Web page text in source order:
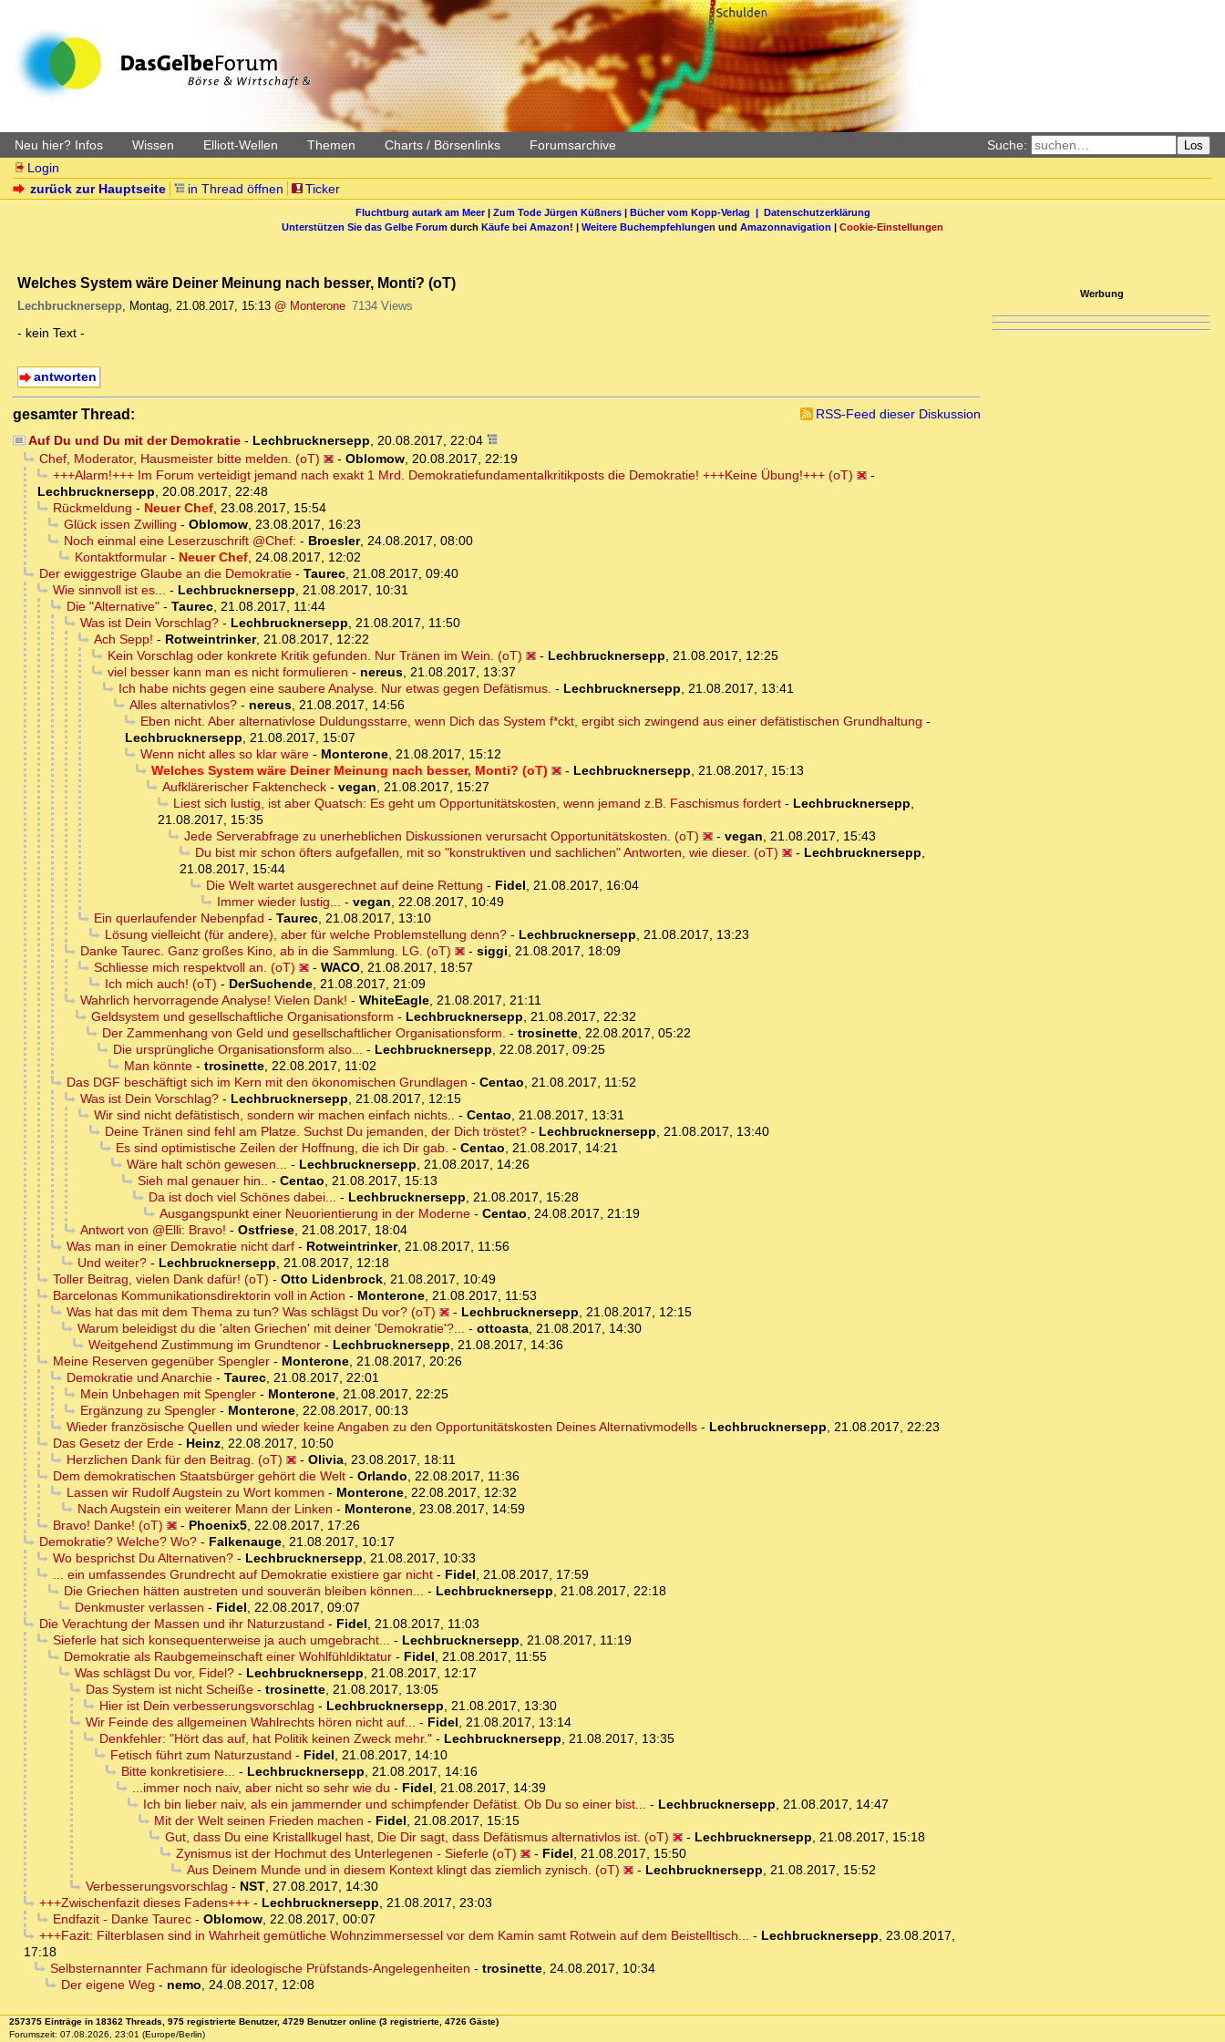
Neu hier? Infos Wissen Elliott-Wellen Themen Charts / Börsenlinks Forumsarchive Suche: Los
Login
zurück zur Hauptseite
in Thread öffnen Ticker
Fluchtburg autark am Meer| Zum Tode Jürgen Küßners| Bücher vom Kopp-Verlag | Datenschutzerklärung
Unterstützen Sie das Gelbe Forum durch Käufe bei Amazon! | Weitere Buchempfehlungen und Amazonnavigation | Cookie-Einstellungen
Welches System wäre Deiner Meinung nach besser, Monti? (oT)
Lechbrucknersepp, Montag, 21.08.2017, 15:13 @ Monterone 7134 Views
- kein Text -
antworten
gesamter Thread:
RSS-Feed dieser Diskussion
Auf Du und Du mit der Demokratie- Lechbrucknersepp, 20.08.2017, 22:04
Chef, Moderator, Hausmeister bitte melden. (oT)
- Oblomow, 20.08.2017, 22:19
+++Alarm!+++ Im Forum verteidigt jemand nach exakt 1 Mrd. Demokratiefundamentalkritikposts die Demokratie! +++Keine Übung!+++ (oT)
-
Lechbrucknersepp, 20.08.2017, 22:48
Rückmeldung - Neuer Chef, 23.08.2017, 15:54
Glück issen Zwilling - Oblomow, 23.08.2017, 16:23
Noch einmal eine Leserzuschrift @Chef: - Broesler, 24.08.2017, 08:00
Kontaktformular- Neuer Chef, 24.08.2017, 12:02
Der ewiggestrige Glaube an die Demokratie- Taurec, 21.08.2017, 09:40
Wie sinnvoll ist es... - Lechbrucknersepp, 21.08.2017, 10:31
Die "Alternative"- Taurec, 21.08.2017, 11:44
Was ist Dein Vorschlag?- Lechbrucknersepp, 21.08.2017, 11:50
Ach Sepp! - Rotweintrinker, 21.08.2017, 12:22
Kein Vorschlag oder konkrete Kritik gefunden. Nur Tränen im Wein. (oT)
- Lechbrucknersepp, 21.08.2017, 12:25
viel besser kann man es nicht formulieren - nereus, 21.08.2017, 13:37
Ich habe nichts gegen eine saubere Analyse. Nur etwas gegen Defätismus. - Lechbrucknersepp, 21.08.2017, 13:41
Alles alternativlos?- nereus, 21.08.2017, 14:56
Eben nicht. Aber alternativlose Duldungsstarre, wenn Dich das System f*ckt, ergibt sich zwingend aus einer defätistischen Grundhaltung -
Lechbrucknersepp, 21.08.2017, 15:07
Wenn nicht alles so klar wäre- Monterone, 21.08.2017, 15:12
Welches System wäre Deiner Meinung nach besser, Monti? (oT)
- Lechbrucknersepp, 21.08.2017, 15:13
Aufklärerischer Faktencheck- vegan, 21.08.2017, 15:27
Liest sich lustig, ist aber Quatsch: Es geht um Opportunitätskosten, wenn jemand z.B. Faschismus fordert- Lechbrucknersepp,
21.08.2017, 15:35
Jede Serverabfrage zu unerheblichen Diskussionen verursacht Opportunitätskosten. (oT)
- vegan, 21.08.2017, 15:43
Du bist mir schon öfters aufgefallen, mit so "konstruktiven und sachlichen" Antworten, wie dieser. (oT)
- Lechbrucknersepp,
21.08.2017, 15:44
Die Welt wartet ausgerechnet auf deine Rettung - Fidel, 21.08.2017, 16:04
Immer wieder lustig... - vegan, 22.08.2017, 10:49
Ein querlaufender Nebenpfad - Taurec, 21.08.2017, 13:10
Lösung vielleicht (für andere), aber für welche Problemstellung denn?- Lechbrucknersepp, 21.08.2017, 13:23
Danke Taurec. Ganz großes Kino, ab in die Sammlung. LG. (oT)
- siggi, 21.08.2017, 18:09
Schliesse mich respektvoll an. (oT)
- WACO, 21.08.2017, 18:57
Ich mich auch! (oT) - DerSuchende, 21.08.2017, 21:09
Wahrlich hervorragende Analyse! Vielen Dank! - WhiteEagle, 21.08.2017, 21:11
Geldsystem und gesellschaftliche Organisationsform - Lechbrucknersepp, 21.08.2017, 22:32
Der Zammenhang von Geld und gesellschaftlicher Organisationsform. - trosinette, 22.08.2017, 05:22
Die ursprüngliche Organisationsform also... - Lechbrucknersepp, 22.08.2017, 09:25
Man könnte- trosinette, 22.08.2017, 11:02
Das DGF beschäftigt sich im Kern mit den ökonomischen Grundlagen - Centao, 21.08.2017, 11:52
Was ist Dein Vorschlag?- Lechbrucknersepp, 21.08.2017, 12:15
Wir sind nicht defätistisch, sondern wir machen einfach nichts.. - Centao, 21.08.2017, 13:31
Deine Tränen sind fehl am Platze. Suchst Du jemanden, der Dich tröstet?- Lechbrucknersepp, 21.08.2017, 13:40
Es sind optimistische Zeilen der Hoffnung, die ich Dir gab. - Centao, 21.08.2017, 14:21
Wäre halt schön gewesen... - Lechbrucknersepp, 21.08.2017, 14:26
Sieh mal genauer hin.. - Centao, 21.08.2017, 15:13
Da ist doch viel Schönes dabei... - Lechbrucknersepp, 21.08.2017, 15:28
Ausgangspunkt einer Neuorientierung in der Moderne- Centao, 24.08.2017, 21:19
Antwort von @Elli: Bravo! - Ostfriese, 21.08.2017, 18:04
Was man in einer Demokratie nicht darf- Rotweintrinker, 21.08.2017, 11:56
Und weiter?- Lechbrucknersepp, 21.08.2017, 12:18
Toller Beitrag, vielen Dank dafür! (oT) - Otto Lidenbrock, 21.08.2017, 10:49
Barcelonas Kommunikationsdirektorin voll in Action - Monterone, 21.08.2017, 11:53
Was hat das mit dem Thema zu tun? Was schlägst Du vor? (oT)
- Lechbrucknersepp, 21.08.2017, 12:15
Warum beleidigst du die 'alten Griechen' mit deiner 'Demokratie'?... - ottoasta, 21.08.2017, 14:30
Weitgehend Zustimmung im Grundtenor- Lechbrucknersepp, 21.08.2017, 14:36
Meine Reserven gegenüber Spengler- Monterone, 21.08.2017, 20:26
Demokratie und Anarchie- Taurec, 21.08.2017, 22:01
Mein Unbehagen mit Spengler- Monterone, 21.08.2017, 22:25
Ergänzung zu Spengler- Monterone, 22.08.2017, 00:13
Wieder französische Quellen und wieder keine Angaben zu den Opportunitätskosten Deines Alternativmodells- Lechbrucknersepp, 21.08.2017, 22:23
Das Gesetz der Erde- Heinz, 22.08.2017, 10:50
Herzlichen Dank für den Beitrag. (oT)
- Olivia, 23.08.2017, 18:11
Dem demokratischen Staatsbürger gehört die Welt- Orlando, 22.08.2017, 11:36
Lassen wir Rudolf Augstein zu Wort kommen - Monterone, 22.08.2017, 12:32
Nach Augstein ein weiterer Mann der Linken - Monterone, 23.08.2017, 14:59
Bravo! Danke! (oT)
- Phoenix5, 22.08.2017, 17:26
Demokratie? Welche? Wo?- Falkenauge, 21.08.2017, 10:17
Wo besprichst Du Alternativen?- Lechbrucknersepp, 21.08.2017, 10:33
... ein umfassendes Grundrecht auf Demokratie existiere gar nicht- Fidel, 21.08.2017, 17:59
Die Griechen hätten austreten und souverän bleiben können... - Lechbrucknersepp, 21.08.2017, 22:18
Denkmuster verlassen - Fidel, 22.08.2017, 09:07
Die Verachtung der Massen und ihr Naturzustand - Fidel, 21.08.2017, 11:03
Sieferle hat sich konsequenterweise ja auch umgebracht... - Lechbrucknersepp, 21.08.2017, 11:19
Demokratie als Raubgemeinschaft einer Wohlfühldiktatur- Fidel, 21.08.2017, 11:55
Was schlägst Du vor, Fidel?- Lechbrucknersepp, 21.08.2017, 12:17
Das System ist nicht Scheiße- trosinette, 21.08.2017, 13:05
Hier ist Dein verbesserungsvorschlag - Lechbrucknersepp, 21.08.2017, 13:30
Wir Feinde des allgemeinen Wahlrechts hören nicht auf... - Fidel, 21.08.2017, 13:14
Denkfehler: "Hört das auf, hat Politik keinen Zweck mehr."- Lechbrucknersepp, 21.08.2017, 13:35
Fetisch führt zum Naturzustand - Fidel, 21.08.2017, 14:10
Bitte konkretisiere... - Lechbrucknersepp, 21.08.2017, 14:16
...immer noch naiv, aber nicht so sehr wie du - Fidel, 21.08.2017, 14:39
Ich bin lieber naiv, als ein jammernder und schimpfender Defätist. Ob Du so einer bist... - Lechbrucknersepp, 21.08.2017, 14:47
Mit der Welt seinen Frieden machen - Fidel, 21.08.2017, 15:15
Gut, dass Du eine Kristallkugel hast, Die Dir sagt, dass Defätismus alternativlos ist. (oT)
- Lechbrucknersepp, 21.08.2017, 15:18
Zynismus ist der Hochmut des Unterlegenen - Sieferle (oT)
- Fidel, 21.08.2017, 15:50
Aus Deinem Munde und in diesem Kontext klingt das ziemlich zynisch. (oT)
- Lechbrucknersepp, 21.08.2017, 15:52
Verbesserungsvorschlag - NST, 27.08.2017, 14:30
+++Zwischenfazit dieses Fadens+++- Lechbrucknersepp, 21.08.2017, 23:03
Endfazit - Danke Taurec- Oblomow, 22.08.2017, 00:07
+++Fazit: Filterblasen sind in Wahrheit gemütliche Wohnzimmersessel vor dem Kamin samt Rotwein auf dem Beistelltisch... - Lechbrucknersepp, 23.08.2017,
17:18
Selbsternannter Fachmann für ideologische Prüfstands-Angelegenheiten - trosinette, 24.08.2017, 10:34
Der eigene Weg - nemo, 24.08.2017, 12:08
Werbung
257375 Einträge in 18362 Threads, 975 registrierte Benutzer, 4729 Benutzer online (3 registrierte, 4726 Gäste)
Forumszeit: 07.08.2026, 23:01 (Europe/Berlin)